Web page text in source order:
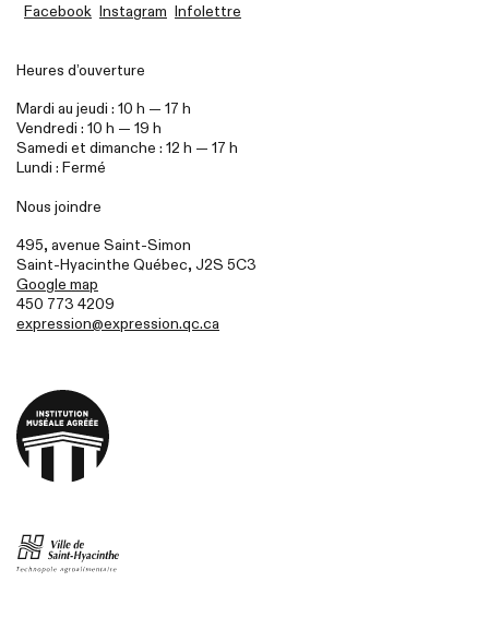
Heures d’ouverture
Mardi au jeudi : 10 h — 17 h
Vendredi : 10 h — 19 h
Samedi et dimanche : 12 h — 17 h
Lundi : Fermé
Nous joindre
495, avenue Saint-Simon
Saint-Hyacinthe Québec, J2S 5C3
Google map
450 773 4209
expression@expression.qc.ca
Facebook Instagram Infolettre